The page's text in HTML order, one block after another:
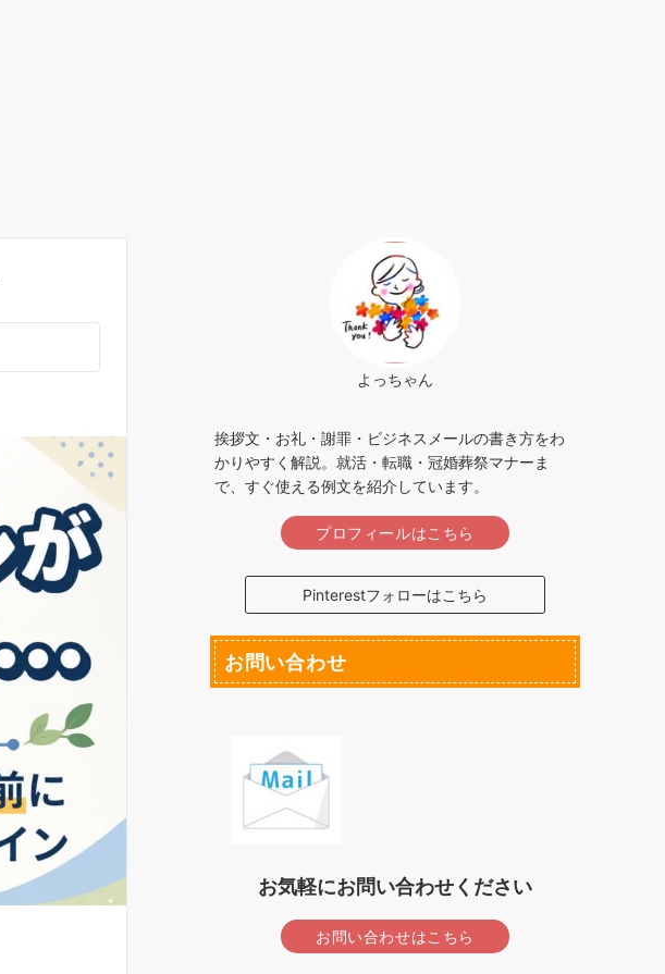
よっちゃん
挨拶文・お礼・謝罪・ビジネスメールの書き方をわ
かりやすく解説。就活・転職・冠婚葬祭マナーま
で、すぐ使える例文を紹介しています。
プロフィールはこちら
Pinterestフォローはこちら
お問い合わせ
お気軽にお問い合わせください
お問い合わせはこちら